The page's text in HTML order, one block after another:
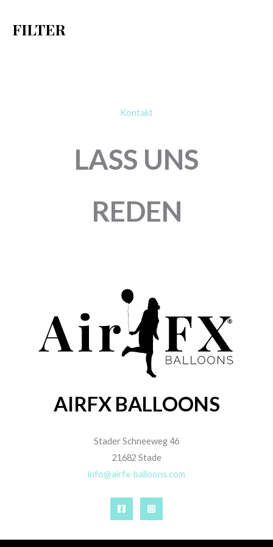
FILTER
Kontakt
LASS UNS
REDEN
AIRFX BALLOONS
Stader Schneeweg 46
21682 Stade
info@airfx-balloons.com